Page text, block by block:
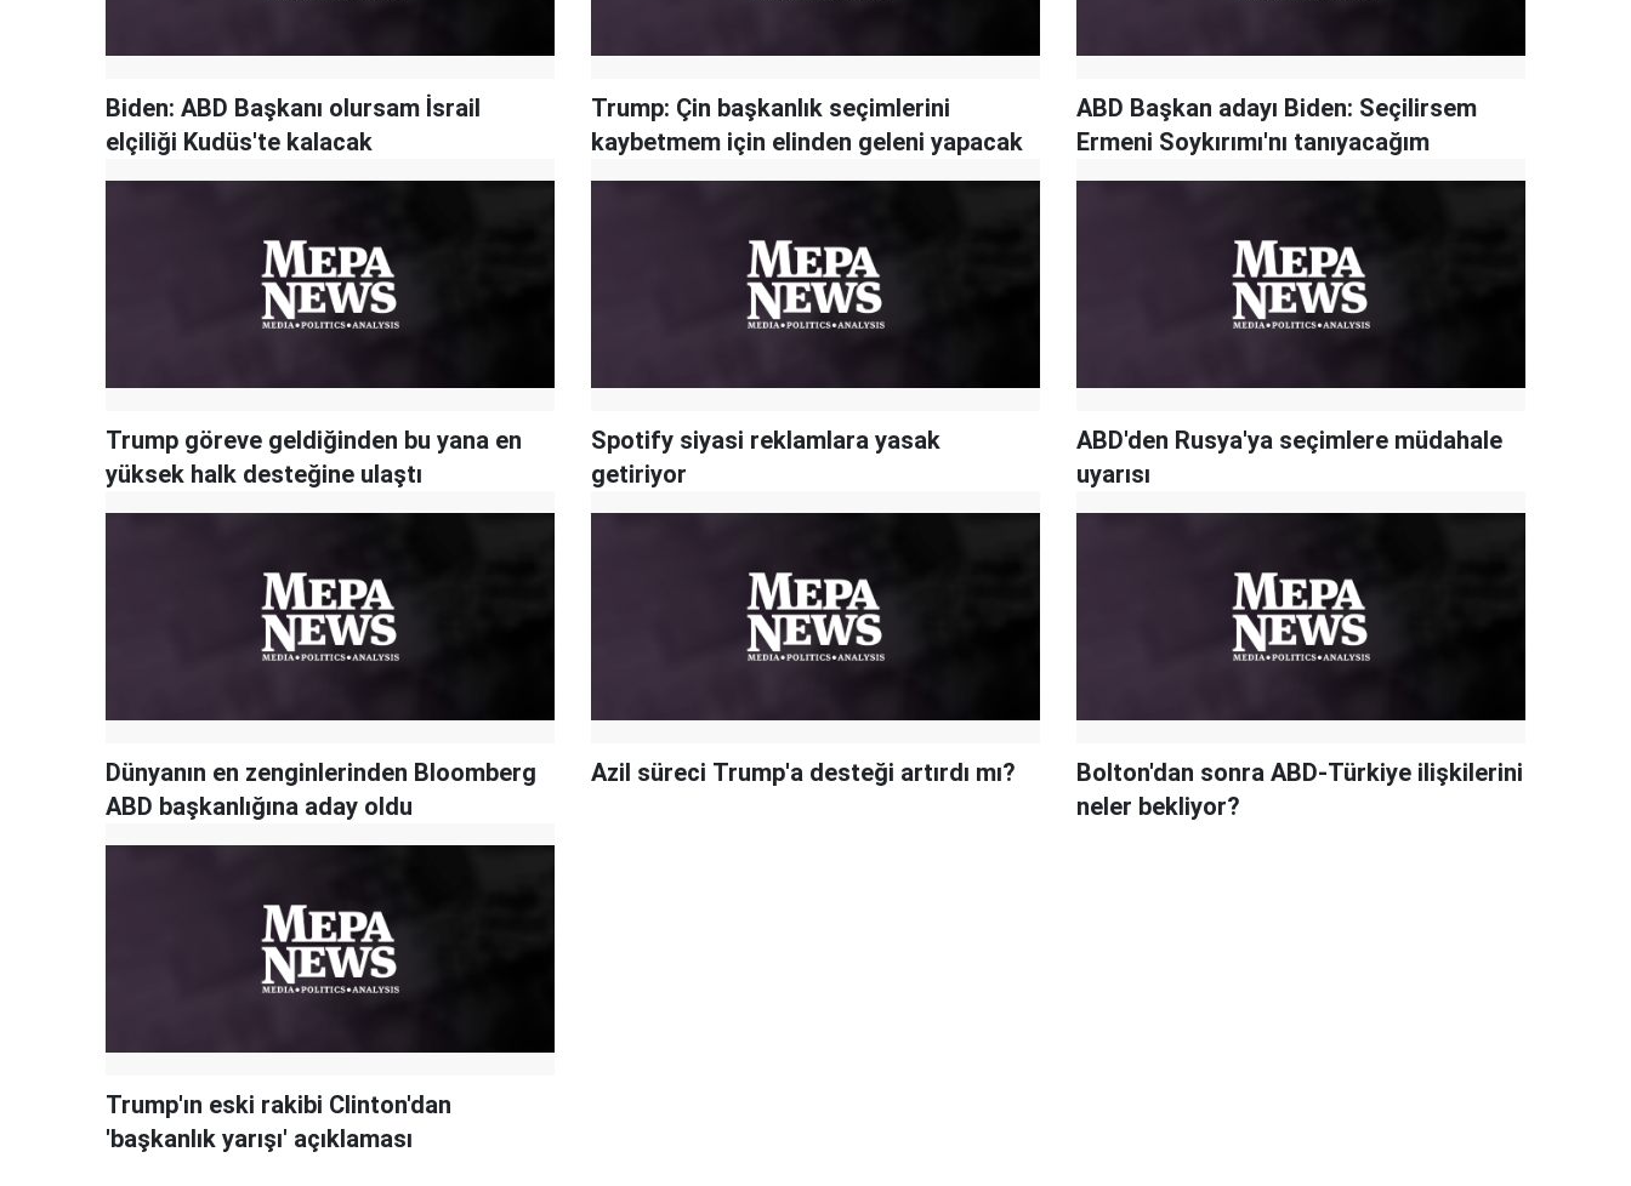
Biden: ABD Başkanı olursam İsrail
elçiliği Kudüs'te kalacak
Trump: Çin başkanlık seçimlerini
kaybetmem için elinden geleni yapacak
ABD Başkan adayı Biden: Seçilirsem
Ermeni Soykırımı'nı tanıyacağım
Trump göreve geldiğinden bu yana en
yüksek halk desteğine ulaştı
Spotify siyasi reklamlara yasak
getiriyor
ABD'den Rusya'ya seçimlere müdahale
uyarısı
Dünyanın en zenginlerinden Bloomberg
ABD başkanlığına aday oldu
Azil süreci Trump'a desteği artırdı mı?
Bolton'dan sonra ABD-Türkiye ilişkilerini
neler bekliyor?
Trump'ın eski rakibi Clinton'dan
'başkanlık yarışı' açıklaması